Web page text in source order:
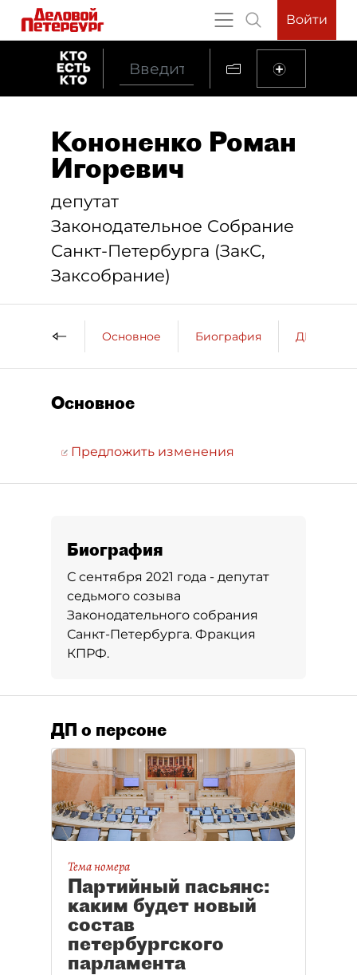
Войти
Кононенко Роман
Игоревич
депутат
Законодательное Cобрание
Санкт-Петербурга (ЗакС,
Заксобрание)
Основное Биография ДП о
Основное
Предложить изменения
Биография
С сентября 2021 года - депутат
седьмого созыва
Законодательного собрания
Санкт-Петербурга. Фракция
КПРФ.
ДП о персоне
Тема номера
Партийный пасьянс:
каким будет новый
состав
петербургского
парламента